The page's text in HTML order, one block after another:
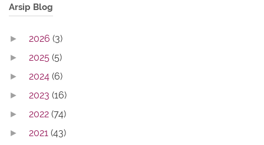
Arsip Blog
► 2026 (3)
► 2025 (5)
► 2024 (6)
► 2023 (16)
► 2022 (74)
► 2021 (43)